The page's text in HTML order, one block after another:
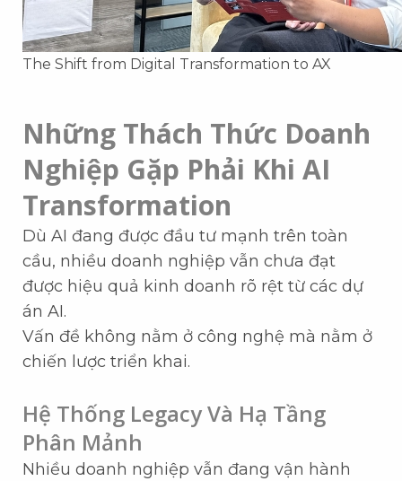
The Shift from Digital Transformation to AX
Những Thách Thức Doanh
Nghiệp Gặp Phải Khi AI
Transformation
Dù AI đang được đầu tư mạnh trên toàn
cầu, nhiều doanh nghiệp vẫn chưa đạt
được hiệu quả kinh doanh rõ rệt từ các dự
án AI.
Vấn đề không nằm ở công nghệ mà nằm ở
chiến lược triển khai.
Hệ Thống Legacy Và Hạ Tầng
Phân Mảnh
Nhiều doanh nghiệp vẫn đang vận hành